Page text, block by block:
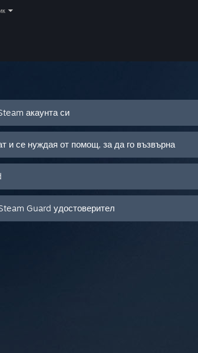
акаунта си
и се нуждая от помощ, за да го възвърна
Guard удостоверител